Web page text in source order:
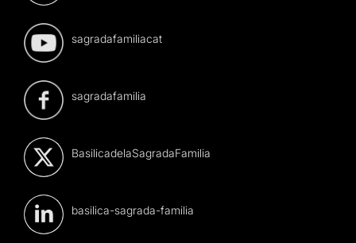
sagradafamiliacat
sagradafamilia
BasilicadelaSagradaFamilia
basilica-sagrada-familia